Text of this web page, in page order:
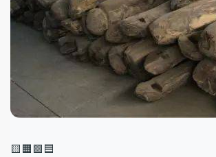
🟨🟧🟩🟦